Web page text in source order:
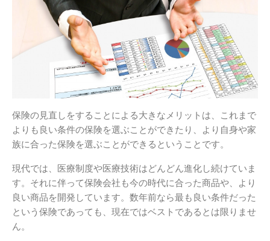
保険の見直しをすることによる大きなメリットは、これまで
よりも良い条件の保険を選ぶことができたり、より自身や家
族に合った保険を選ぶことができるということです。
現代では、医療制度や医療技術はどんどん進化し続けていま
す。それに伴って保険会社も今の時代に合った商品や、より
良い商品を開発しています。数年前なら最も良い条件だった
という保険であっても、現在ではベストであるとは限りませ
ん。